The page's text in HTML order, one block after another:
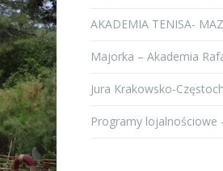
AKADEMIA TENISA-
Majorka – Akademia
Jura Krakowsko-
Programy lojalnościowe